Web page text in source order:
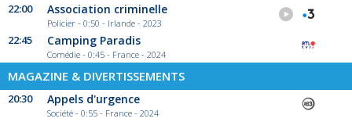
22:00 Association criminelle
Policier - 0:50 - Irlande - 2023
22:45 Camping Paradis
Comédie - 0:45 - France - 2024
MAGAZINE & DIVERTISSEMENTS
20:30 Appels d'urgence
Société - 0:55 - France - 2024